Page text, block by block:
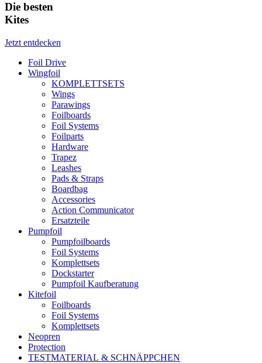
Die besten
Kites
Jetzt entdecken
Foil Drive
Wingfoil
KOMPLETTSETS
Wings
Parawings
Foilboards
Foil Systems
Foilparts
Hardware
Trapez
Leashes
Pads & Straps
Boardbag
Accessories
Action Communicator
Ersatzteile
Pumpfoil
Pumpfoilboards
Foil Systems
Komplettsets
Dockstarter
Pumpfoil Kaufberatung
Kitefoil
Foilboards
Foil Systems
Komplettsets
Neopren
Protection
TESTMATERIAL & SCHNÄPPCHEN